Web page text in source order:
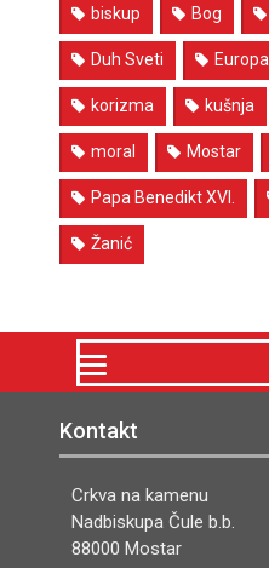
biskup Bog
Duh Sveti Europa
korizma kušnja
moral Mostar
Papa Benedikt XVI.
Žanić
Kontakt
Crkva na kamenu
Nadbiskupa Čule b.b.
88000 Mostar